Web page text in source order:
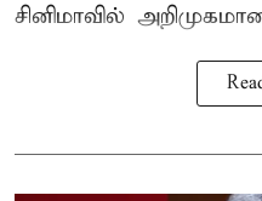
சினிமாவில்